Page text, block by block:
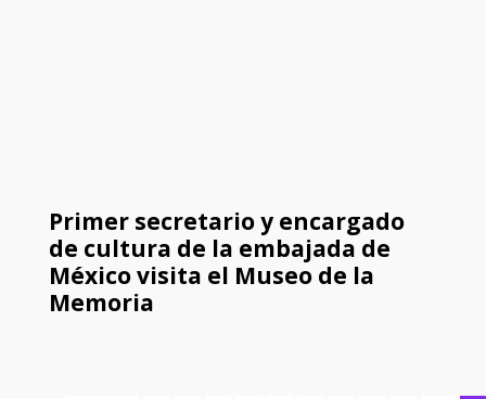
Primer secretario y encargado
de cultura de la embajada de
México visita el Museo de la
Memoria